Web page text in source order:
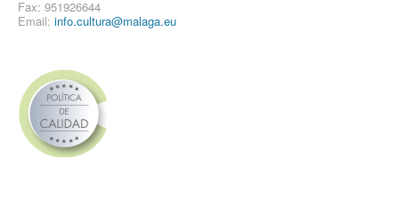
Fax: 951926644
Email: info.cultura@malaga.eu